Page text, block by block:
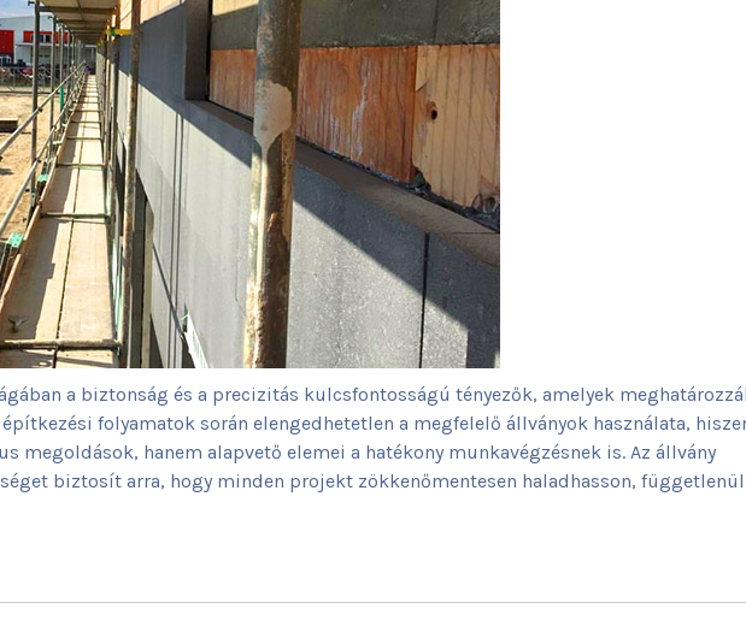
a biztonság és a precizitás kulcsfontosságú tényezők, amelyek
folyamatok során elengedhetetlen a megfelelő állványok használata,
megoldások, hanem alapvető elemei a hatékony munkavégzésnek is. Az állvány
biztosít arra, hogy minden projekt zökkenőmentesen haladhasson, függetlenül